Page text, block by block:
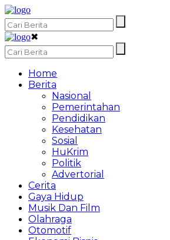
✖
Home
Berita
Nasional
Pemerintahan
Pendidikan
Kesehatan
Sosial
HuKrim
Politik
Advertorial
Cerita
Gaya Hidup
Musik Dan Film
Olahraga
Otomotif